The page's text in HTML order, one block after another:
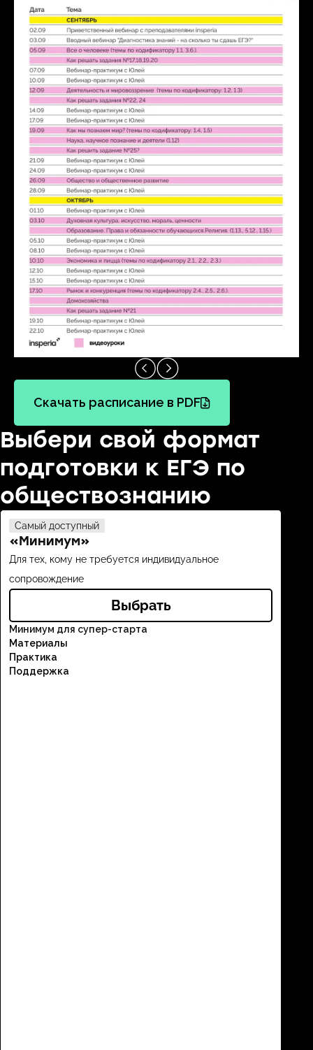
Скачать расписание в PDF
Выбери свой формат
подготовки к ЕГЭ по
обществознанию
Самый доступный
«Минимум»
Для тех, кому не требуется индивидуальное
сопровождение
Выбрать
Минимум для супер-старта
Материалы
Практика
Поддержка